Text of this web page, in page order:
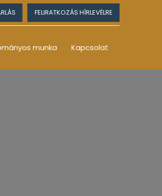
FELIRATKOZÁS HÍRLEVÉLRE
munka Kapcsolat